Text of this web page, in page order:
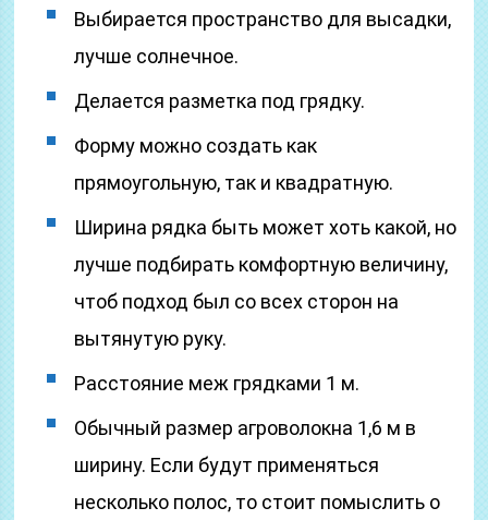
Выбирается пространство для высадки,
лучше солнечное.
Делается разметка под грядку.
Форму можно создать как
прямоугольную, так и квадратную.
Ширина рядка быть может хоть какой, но
лучше подбирать комфортную величину,
чтоб подход был со всех сторон на
вытянутую руку.
Расстояние меж грядками 1 м.
Обычный размер агроволокна 1,6 м в
ширину. Если будут применяться
несколько полос, то стоит помыслить о